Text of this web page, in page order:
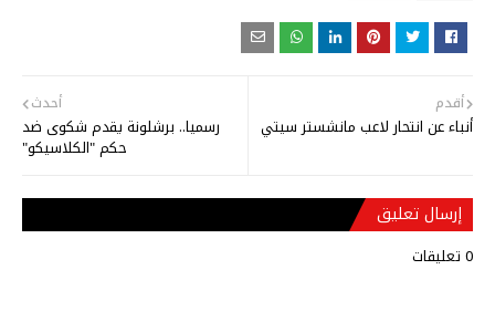
أحدث
رسميا.. برشلونة يقدم شكوى ضد
حكم "الكلاسيكو"
أقدم
أنباء عن انتحار لاعب مانشستر سيتي
إرسال تعليق
0 تعليقات